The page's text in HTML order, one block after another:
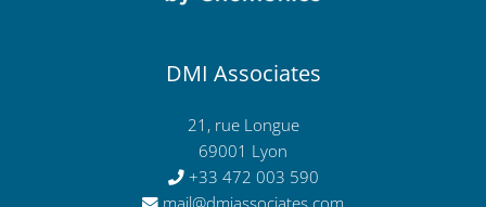
DMI Associates
21, rue Longue
69001 Lyon
+33 472 003 590